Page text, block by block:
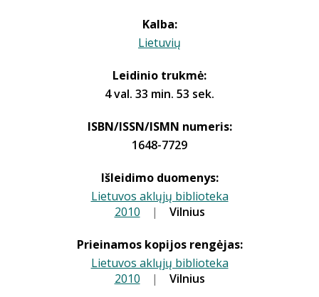
Kalba:
Lietuvių
Leidinio trukmė:
4 val. 33 min. 53 sek.
ISBN/ISSN/ISMN numeris:
1648-7729
Išleidimo duomenys:
Lietuvos aklųjų biblioteka
2010 | Vilnius
Prieinamos kopijos rengėjas:
Lietuvos aklųjų biblioteka
2010 | Vilnius